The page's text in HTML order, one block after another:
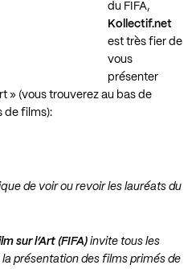
du FIFA,
Kollectif.net
est très fier de
vous
présenter
» (vous trouverez au bas de
de films):
de voir ou revoir les lauréats du
sur l’Art (FIFA) invite tous les
présentation des films primés de